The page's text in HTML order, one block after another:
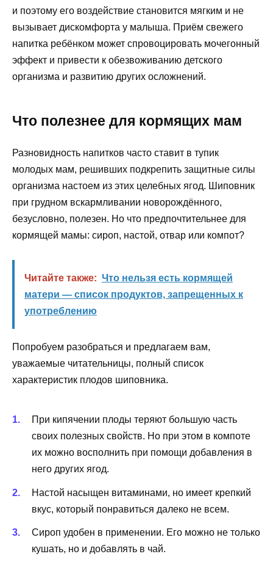
и поэтому его воздействие становится мягким и не
вызывает дискомфорта у малыша. Приём свежего
напитка ребёнком может спровоцировать мочегонный
эффект и привести к обезвоживанию детского
организма и развитию других осложнений.
Что полезнее для кормящих мам
Разновидность напитков часто ставит в тупик
молодых мам, решивших подкрепить защитные силы
организма настоем из этих целебных ягод. Шиповник
при грудном вскармливании новорождённого,
безусловно, полезен. Но что предпочтительнее для
кормящей мамы: сироп, настой, отвар или компот?
Читайте также: Что нельзя есть кормящей
матери — список продуктов, запрещенных к
употреблению
Попробуем разобраться и предлагаем вам,
уважаемые читательницы, полный список
характеристик плодов шиповника.
При кипячении плоды теряют большую часть
своих полезных свойств. Но при этом в компоте
их можно восполнить при помощи добавления в
него других ягод.
Настой насыщен витаминами, но имеет крепкий
вкус, который понравиться далеко не всем.
Сироп удобен в применении. Его можно не только
кушать, но и добавлять в чай.